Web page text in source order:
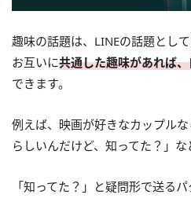
趣味の話題は、LINEの話題とし
お互いに共通した趣味があれば
できます。
例えば、映画が好きなカップル
らしいんだけど、知ってた？」な
「知ってた？」と疑問形で送る